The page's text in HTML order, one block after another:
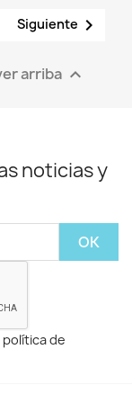
Siguiente 
arriba 
noticias y
de